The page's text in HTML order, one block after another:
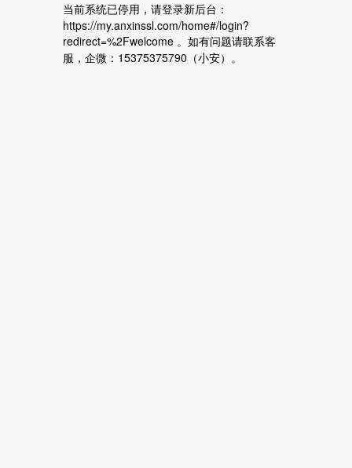
当前系统已停用，请登录新后台：
https://my.anxinssl.com/home#/login?
redirect=%2Fwelcome 。如有问题请联系客
服，企微：15375375790（小安）。